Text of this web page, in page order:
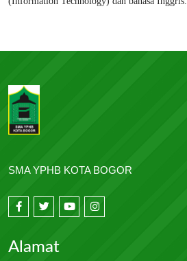
SMA YPHB KOTA BOGOR
Alamat